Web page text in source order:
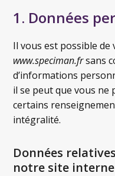
1. Données
Il vous est possible
www.speciman.frsans
d’informations
il se peut que vous ne
certains
intégralité.
Données
notre site